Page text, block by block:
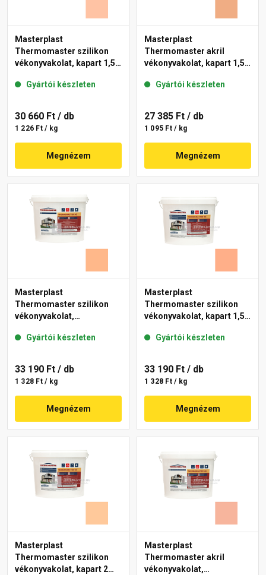
Masterplast
Thermomaster szilikon
vékonyvakolat, kapart 1,5
Gyártói készleten
30 660 Ft / db
1 226 Ft / kg
Megnézem
Masterplast
Thermomaster akril
vékonyvakolat, kapart 1,5
Gyártói készleten
27 385 Ft / db
1 095 Ft / kg
Megnézem
Masterplast
Thermomaster szilikon
vékonyvakolat,
10-C 25 kg
Gyártói készleten
33 190 Ft / db
1 328 Ft / kg
Megnézem
Masterplast
Thermomaster szilikon
vékonyvakolat, kapart 1,5
Gyártói készleten
33 190 Ft / db
1 328 Ft / kg
Megnézem
Masterplast
Thermomaster szilikon
vékonyvakolat, kapart 2
Masterplast
Thermomaster akril
vékonyvakolat,